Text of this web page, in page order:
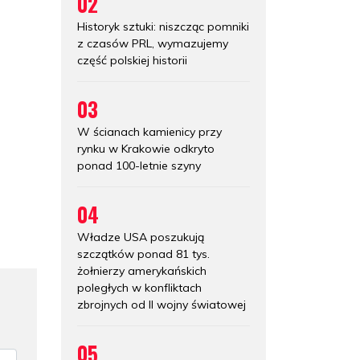
Historyk sztuki: niszcząc pomniki
z czasów PRL, wymazujemy
część polskiej historii
03
W ścianach kamienicy przy
rynku w Krakowie odkryto
ponad 100-letnie szyny
04
Władze USA poszukują
szczątków ponad 81 tys.
żołnierzy amerykańskich
poległych w konfliktach
zbrojnych od II wojny światowej
05